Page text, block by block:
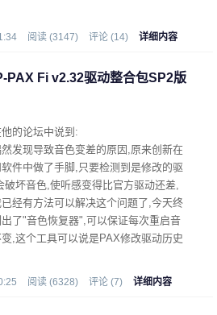
使用完全DX加速,否则软件部分会出错
阅读 (3147) 评论 (14) 详细内容
PAX Fi v2.32驱动整合包SP2版
的论坛中说到:
然发现导致音色变差的原因,原来创新在
件中做了手脚,只要检测到是修改的驱
破坏音色,使听感变得比官方驱动还差,
经有方法可以解决这个问题了,今天终
了"音色恢复器",可以保证每次重启音
,这个工具可以说是PAX修改驱动历史
阅读 (6328) 评论 (7) 详细内容